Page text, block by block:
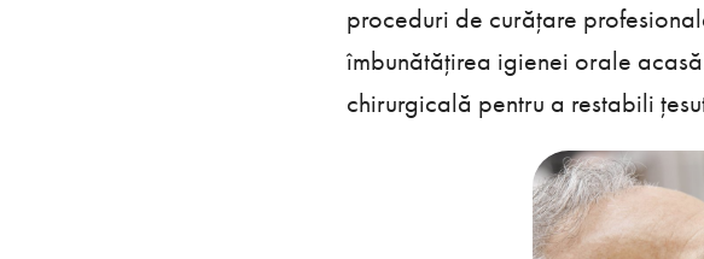
proceduri de curățare
îmbunătățirea igienei orale
chirurgicală pentru a restabili